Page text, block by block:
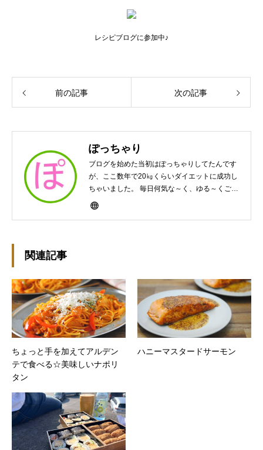
レシピブログに参加中♪
前の記事 次の記事
ぽっちゃり
ブログを始めた当初はぽっちゃりしてたんです
が、ここ数年で20㎏くらいダイエットに成功し
ちゃいました。 毎日何気な～く、ゆる～くご飯
作ってますんで、ゆる～い感じで見て頂けたら
関連記事
ちょっと手を加えてアルデン
テで食べる☆美味しいナポリ
タン
ハニーマスタードサーモン